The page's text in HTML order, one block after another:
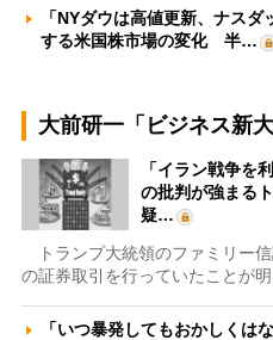
「NYダウは高値更新、ナス
する米国株市場の変化 半…
大前研一「ビジネス新
「イラン戦争を
の批判が強まる
疑…
トランプ大統領のファミリー
の証券取引を行っていたことが
「いつ暴発してもおかしくは